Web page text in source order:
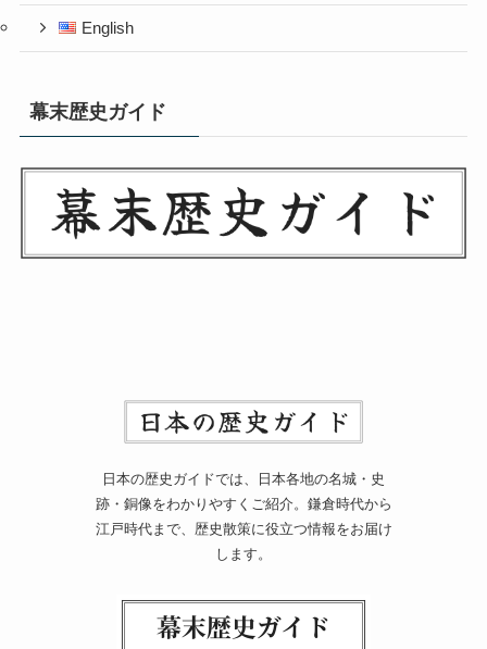
English
幕末歴史ガイド
日本の歴史ガイドでは、日本各地の名城・史
跡・銅像をわかりやすくご紹介。鎌倉時代から
江戸時代まで、歴史散策に役立つ情報をお届け
します。